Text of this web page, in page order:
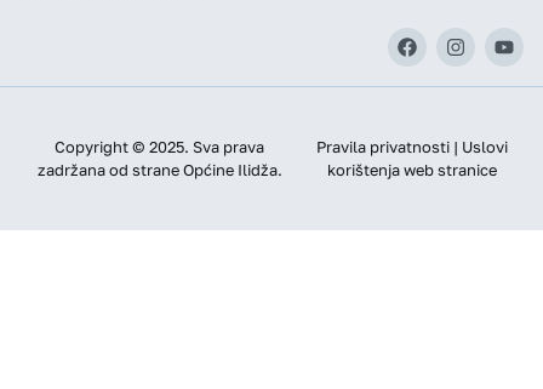
Copyright © 2025. Sva prava
zadržana od strane Općine Ilidža.
Pravila privatnosti | Uslovi
korištenja web stranice